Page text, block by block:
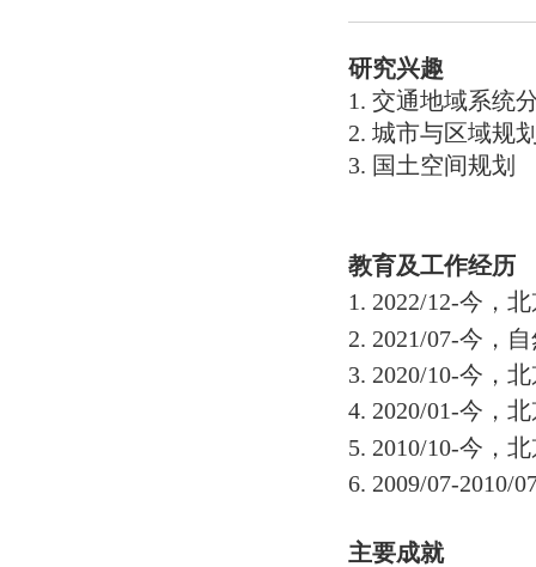
研究兴趣
1. 交通地域系统
2. 城市与区域规
3. 国土空间规划
教育及工作经历
1. 2022/12-今，
2. 2021/07-今，
3. 2020/10-今，
4. 2020/01-今，
5. 2010/10-今，
6. 2009/07-2010/
主要成就